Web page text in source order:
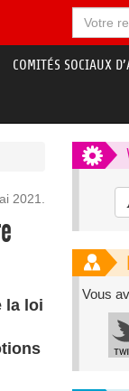
COMITÉS SOCIAUX
2021.
la loi
Vous